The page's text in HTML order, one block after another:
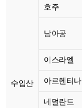
수입산
호주
남아공
이스라엘
아르헨티나
네덜란드